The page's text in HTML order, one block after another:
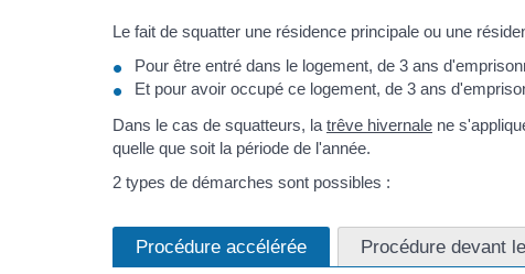
Le fait de squatter une résidence principale ou une
Pour être entré dans le logement, de 3 ans
Et pour avoir occupé ce logement, de 3 ans
Dans le cas de squatteurs, la trêve hivernale ne
quelle que soit la période de l'année.
2 types de démarches sont possibles :
Procédure accélérée Procédure devant